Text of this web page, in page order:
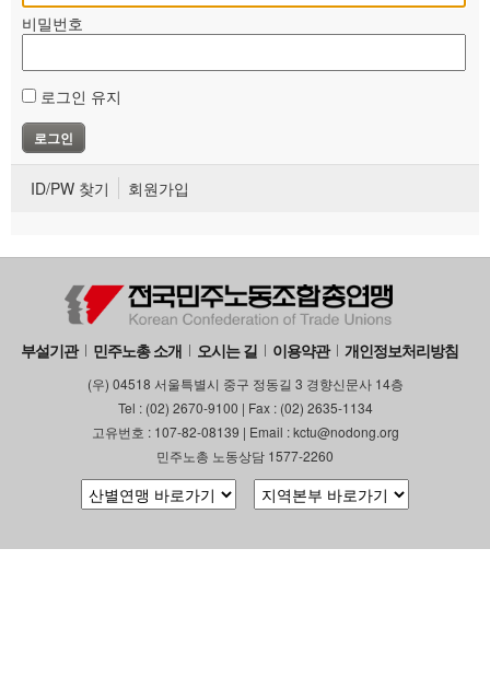
비밀번호
로그인 유지
ID/PW 찾기 회원가입
부설기관 민주노총 소개 오시는 길 이용약관 개인정보처리방침
(우) 04518 서울특별시 중구 정동길 3 경향신문사 14층
Tel : (02) 2670-9100 | Fax : (02) 2635-1134
고유번호 : 107-82-08139 | Email : kctu@nodong.org
민주노총 노동상담 1577-2260